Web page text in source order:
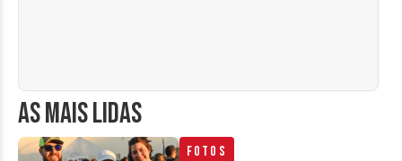
AS MAIS LIDAS
Fotos